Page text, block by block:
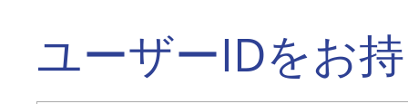
ユーザーIDをお